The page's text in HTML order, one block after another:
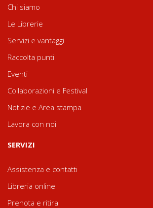
Chi siamo
Le Librerie
Servizi e vantaggi
Raccolta punti
Eventi
Collaborazioni e Festival
Notizie e Area stampa
Lavora con noi
SERVIZI
Assistenza e contatti
Libreria online
Prenota e ritira